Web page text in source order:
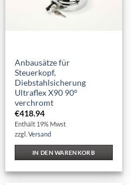
Anbausätze für
Steuerkopf,
Diebstahlsicherung
Ultraflex X90 90°
verchromt
€418.94
Enthält 19% Mwst
zzgl.Versand
IN DEN WARENKORB